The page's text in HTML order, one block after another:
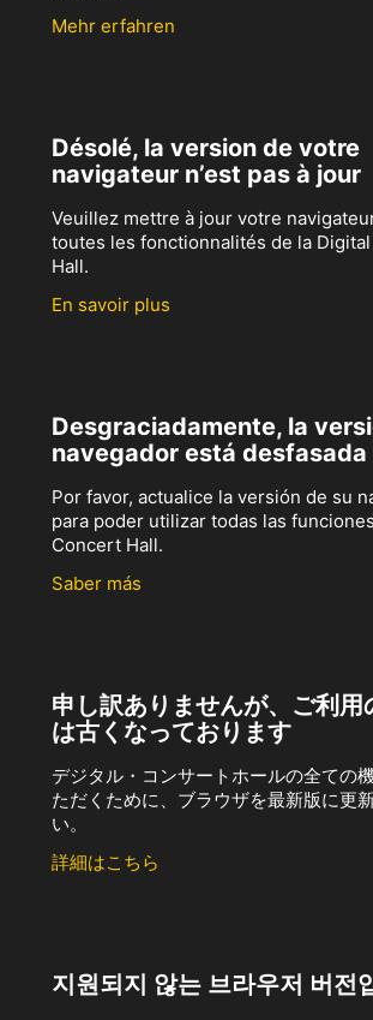
Mehr erfahren
Désolé, la version de votre
navigateur n’est pas à jour
Veuillez mettre à jour votre
toutes les fonctionnalités de la
Hall.
En savoir plus
Desgraciadamente, la
navegador está desfasada
Por favor, actualice la versión de su
para poder utilizar todas las
Concert Hall.
Saber más
申し訳ありませんが、ご利用
は古くなっております
デジタル・コンサートホールの全ての
ただくために、ブラウザを最新版に更
い。
詳細はこちら
지원되지 않는 브라우저 버전